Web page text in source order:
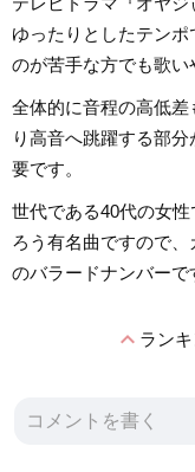
ゆったりとしたテン
のが苦手な方でも歌い
全体的に音程の高低
り高音へ跳躍する部
要です。
世代である40代の女
ろう有名曲ですので
のバラードナンバーで
expand_lessラン